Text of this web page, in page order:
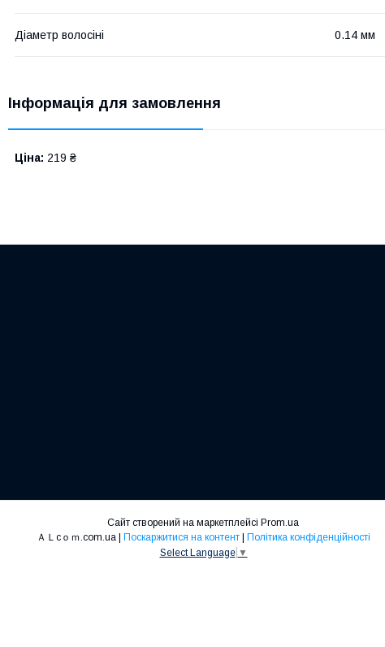
Діаметр волосіні 0.14 мм
Інформація для замовлення
Ціна: 219 ₴
Сайт створений на маркетплейсі Prom.ua
ＡＬcｏｍ.com.ua | Поскаржитися на контент | Політика конфіденційності
Select Language ▼